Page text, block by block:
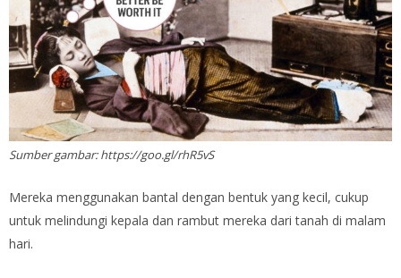
Sumber gambar: https://goo.gl/rhR5vS
Mereka menggunakan bantal dengan bentuk yang kecil, cukup
untuk melindungi kepala dan rambut mereka dari tanah di malam
hari.